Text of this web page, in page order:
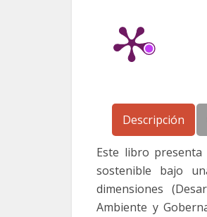
Descripción
Este libro
sostenible bajo
dimensiones
Ambiente y